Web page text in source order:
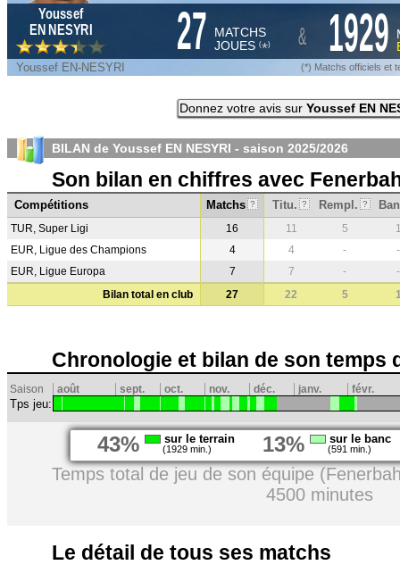
Youssef
EN NESYRI
27 MATCHS
JOUES (*) & 1929
Youssef EN-NESYRI (*) Matchs officiels et
Donnez votre avis sur Youssef EN
BILAN de Youssef EN NESYRI - saison 2025/2026
Son bilan en chiffres avec
Compétitions Matchs ? Titu. ? Rempl. ?
TUR, Super Ligi 16 11 5
EUR, Ligue des Champions
4 4 -
-
EUR, Ligue Europa
7 7 -
-
Bilan total en club
27 22 5
Chronologie et bilan de son temps
Saison août sept. oct. nov. déc. janv. févr.
Tps jeu:
43% sur le terrain
(1929 min.) 13% sur le banc
(591 min.)
Temps total de jeu de son équipe
4500 minutes
Le détail de tous ses matchs